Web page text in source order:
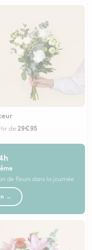
de 29€95
de fleurs dans la journée
→